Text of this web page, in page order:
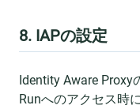
8. IAPの設定
Identity Aware Proxy
Runへのアクセス時